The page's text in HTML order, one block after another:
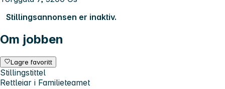
Stillingsannonsen er inaktiv.
Om jobben
Lagre favoritt
Stillingstittel
Rettleiar i Familieteamet